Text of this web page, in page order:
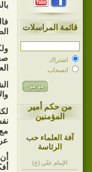
قائمة المراسلات
اشتراك
انسحاب
من حكم أمير
المؤمنين
آفة العلماء حب
الرئاسة
الإمام علي (ع)